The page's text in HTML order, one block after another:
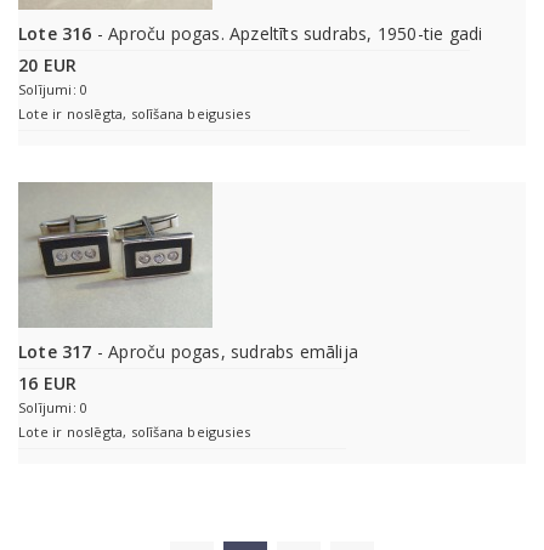
Lote 316 - Aproču pogas. Apzeltīts sudrabs, 1950-tie gadi
20 EUR
Solījumi: 0
Lote ir noslēgta, solīšana beigusies
Lote 317 - Aproču pogas, sudrabs emālija
16 EUR
Solījumi: 0
Lote ir noslēgta, solīšana beigusies